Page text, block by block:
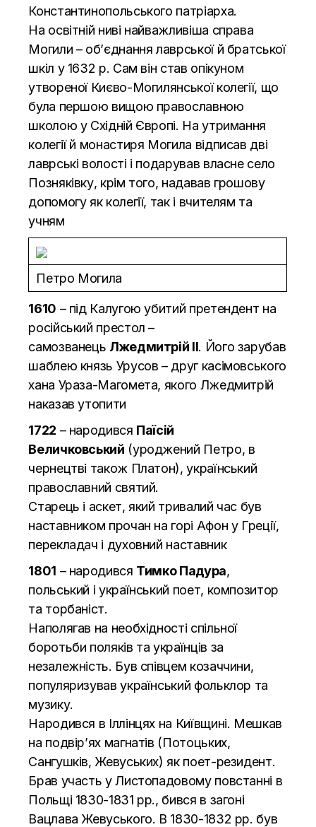
Константинопольського патріарха.
На освітній ниві найважливіша справа
Могили – об’єднання лаврської й братської
шкіл у 1632 р. Сам він став опікуном
утвореної Києво-Могилянської колегії, що
була першою вищою православною
школою у Східній Європі. На утримання
колегії й монастиря Могила відписав дві
лаврські волості і подарував власне село
Позняківку, крім того, надавав грошову
допомогу як колегії, так і вчителям та
учням
Петро Могила
1610 – під Калугою убитий претендент на
російський престол –
самозванець Лжедмитрій II. Його зарубав
шаблею князь Урусов – друг касімовського
хана Ураза-Магомета, якого Лжедмитрій
наказав утопити
1722 – народився Паїсій
Величковський (уроджений Петро, в
чернецтві також Платон), український
православний святий.
Старець і аскет, який тривалий час був
наставником прочан на горі Афон у Греції,
перекладач і духовний наставник
1801 – народився Тимко Падура,
польський і український поет, композитор
та торбаніст.
Наполягав на необхідності спільної
боротьби поляків та українців за
незалежність. Був співцем козаччини,
популяризував український фольклор та
музику.
Народився в Іллінцях на Київщині. Мешкав
на подвір’ях магнатів (Потоцьких,
Сангушків, Жевуських) як поет-резидент.
Брав участь у Листопадовому повстанні в
Польщі 1830-1831 рр., бився в загоні
Вацлава Жевуського. В 1830-1832 рр. був